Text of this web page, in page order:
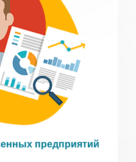
предприятий